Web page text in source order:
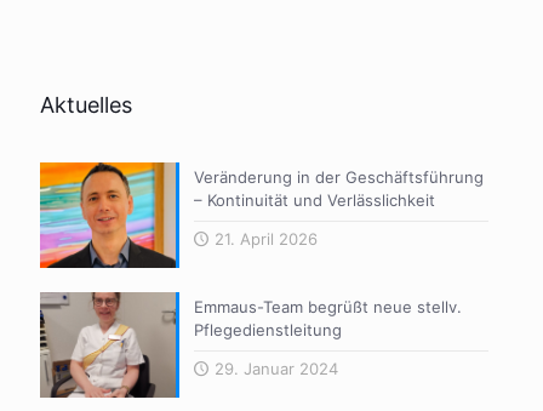
Aktuelles
Veränderung in der Geschäftsführung
– Kontinuität und Verlässlichkeit
21. April 2026
Emmaus-Team begrüßt neue stellv.
Pflegedienstleitung
29. Januar 2024